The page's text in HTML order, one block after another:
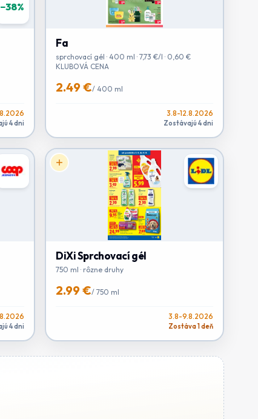
−38%
4 dni
Fa
sprchovací gél · 400 ml · 7,73 €/l · 0,60 €
KLUBOVÁ CENA
2.49 €/ 400 ml
3.8-12.8.2026
Zostávajú 4 dni
4 dni
DiXi Sprchovací gél
750 ml · rôzne druhy
2.99 €/ 750 ml
3.8-9.8.2026
Zostáva 1 deň